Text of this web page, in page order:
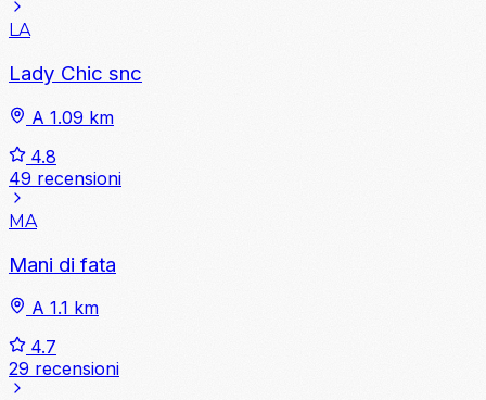
LA
Lady Chic snc
A 1.09 km
4.8
49 recensioni
MA
Mani di fata
A 1.1 km
4.7
29 recensioni